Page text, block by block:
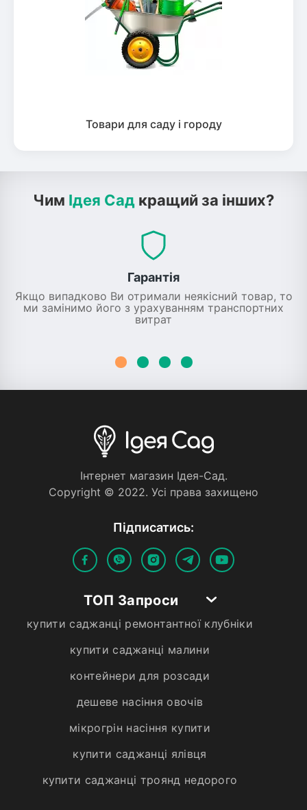
Товари для саду і городу
Чим Ідея Сад кращий за інших?
Гарантія
Якщо випадково Ви отримали неякісний товар, то
ми замінимо його з урахуванням транспортних
витрат
Iнтернет магазин Iдея-Сад.
Copyright © 2022. Усi права захищено
Пiдписатись:
ТОП Запроси
купити саджанці ремонтантної клубніки
купити саджанці малини
контейнери для розсади
дешеве насіння овочів
мікрогрін насіння купити
купити саджанці ялівця
купити саджанці троянд недорого